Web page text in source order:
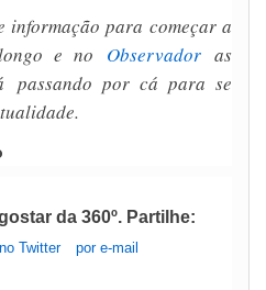
para começar a
e no Observadoras
passando por cá para se
da 360º. Partilhe:
no Twitter por e-mail